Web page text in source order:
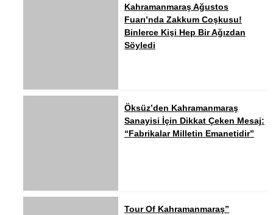
Kahramanmaraş Ağustos
Fuarı’nda Zakkum Coşkusu!
Binlerce Kişi Hep Bir Ağızdan
Söyledi
Öksüz’den Kahramanmaraş
Sanayisi İçin Dikkat Çeken Mesaj:
“Fabrikalar Milletin Emanetidir”
Tour Of Kahramanmaraş”